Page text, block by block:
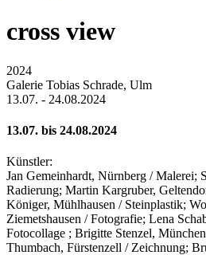
cross view
2024
Galerie Tobias Schrade, Ulm
13.07. - 24.08.2024
13.07. bis 24.08.2024
Künstler:
Jan Gemeinhardt, Nürnberg / Malerei;
Radierung; Martin Kargruber,
Königer, Mühlhausen / Steinplastik;
Ziemetshausen / Fotografie; Lena
Fotocollage ; Brigitte Stenzel,
Thumbach, Fürstenzell / Zeichnung;